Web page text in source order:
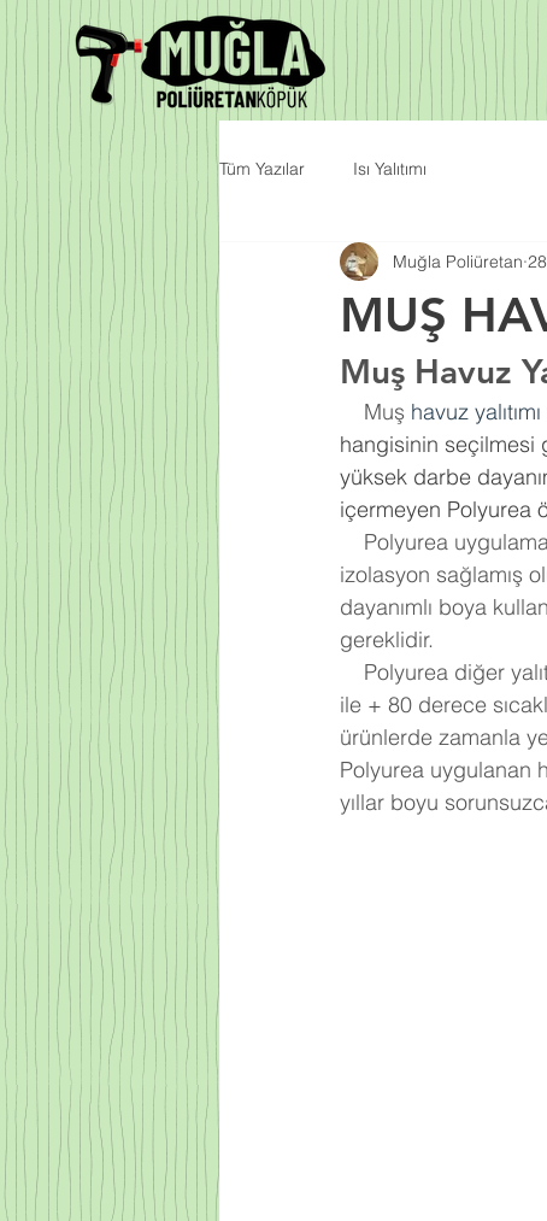
Tüm Yazılar Isı Yalıtımı
MUŞ
Muğla Poliüretan
Muş Havuz
    Muş
havuz yalıtımı
hangisinin seçilmesi
yüksek darbe
içermeyen Polyurea
izolasyon sağlamış
dayanımlı boya
gereklidir.
ile + 80 derece
ürünlerde zamanla
Polyurea uygulanan
yıllar boyu